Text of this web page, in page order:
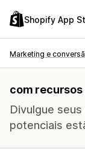
Shopify App
Marketing e
com
Divulgue
potenciais